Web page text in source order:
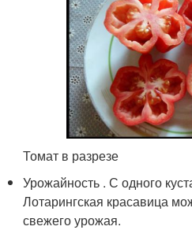
Томат в разрезе
Урожайность . С одного
Лотарингская красавица
свежего урожая.